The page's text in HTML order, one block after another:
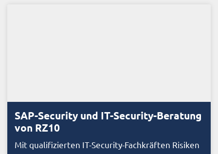
SAP-Security und IT-Security-Beratung
von RZ10
Mit qualifizierten IT-Security-Fachkräften Risiken